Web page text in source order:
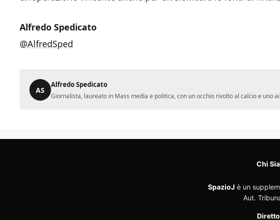
Alfredo Spedicato
@AlfredSped
AS
Alfredo Spedicato
Giornalista, laureato in Mass media e politica, con un occhio rivolto al calcio e uno
Chi
SpazioJ è un
Aut.